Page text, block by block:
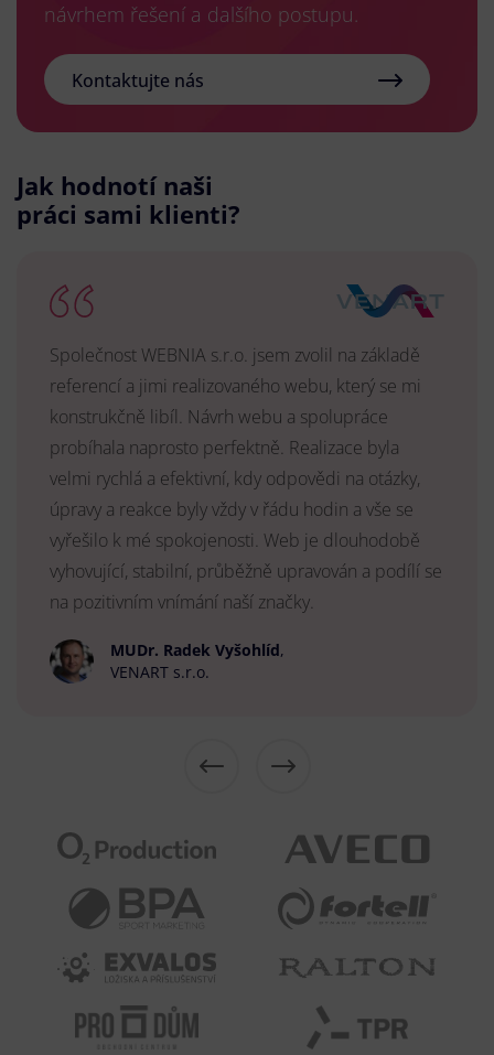
návrhem řešení a dalšího postupu.
Kontaktujte nás
Jak hodnotí naši
práci sami klienti?
Společnost WEBNIA s.r.o. jsem zvolil na základě
referencí a jimi realizovaného webu, který se mi
konstrukčně libíl. Návrh webu a spolupráce
probíhala naprosto perfektně. Realizace byla
velmi rychlá a efektivní, kdy odpovědi na otázky,
úpravy a reakce byly vždy v řádu hodin a vše se
vyřešilo k mé spokojenosti. Web je dlouhodobě
vyhovující, stabilní, průběžně upravován a podílí se
na pozitivním vnímání naší značky.
MUDr. Radek Vyšohlíd,
VENART s.r.o.